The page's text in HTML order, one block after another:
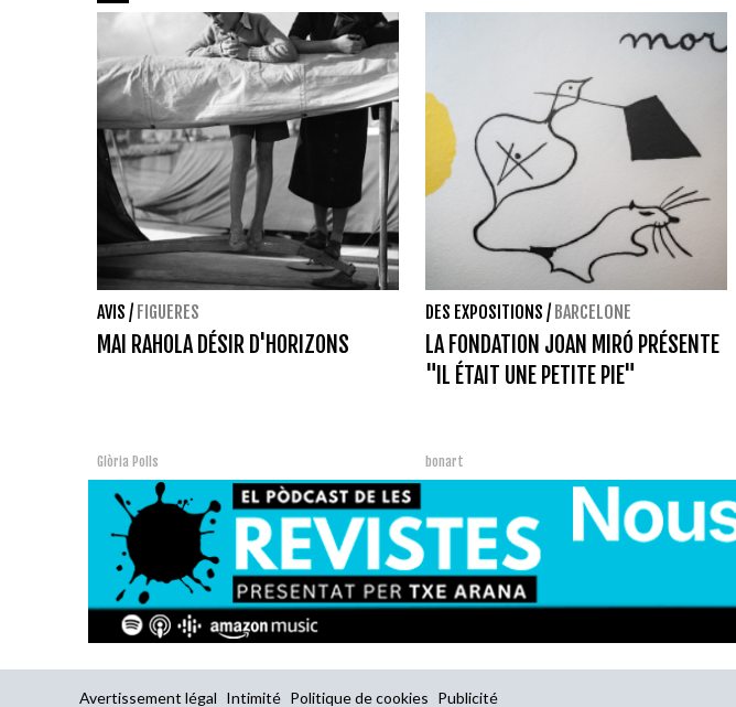
AVIS / FIGUERES
MAI RAHOLA DÉSIR D'HORIZONS
Glòria Polls
DES EXPOSITIONS / BARCELONE
LA FONDATION JOAN MIRÓ PRÉSENTE
"IL ÉTAIT UNE PETITE PIE"
bonart
Avertissement légal Intimité Politique de cookies Publicité